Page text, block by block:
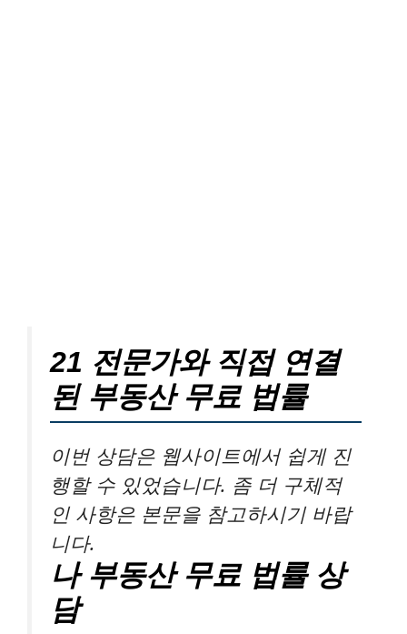
21 전문가와 직접 연결
된 부동산 무료 법률
이번 상담은 웹사이트에서 쉽게 진
행할 수 있었습니다. 좀 더 구체적
인 사항은 본문을 참고하시기 바랍
니다.
나 부동산 무료 법률 상
담